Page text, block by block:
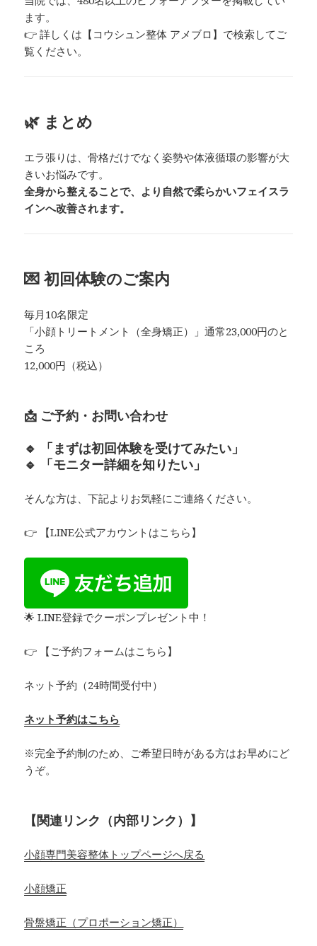
ます。
👉 詳しくは【コウシュン整体 アメブロ】で検索してご
覧ください。
🌿 まとめ
エラ張りは、骨格だけでなく姿勢や体液循環の影響が大
きいお悩みです。
全身から整えることで、より自然で柔らかいフェイスラ
インへ改善されます。
💌 初回体験のご案内
毎月10名限定
「小顔トリートメント（全身矯正）」通常23,000円のと
ころ
12,000円（税込）
📩 ご予約・お問い合わせ
🔹 「まずは初回体験を受けてみたい」
🔹 「モニター詳細を知りたい」
そんな方は、下記よりお気軽にご連絡ください。
👉 【LINE公式アカウントはこちら】
🌟 LINE登録でクーポンプレゼント中！
👉 【ご予約フォームはこちら】
ネット予約（24時間受付中）
ネット予約はこちら
※完全予約制のため、ご希望日時がある方はお早めにど
うぞ。
【関連リンク（内部リンク）】
小顔専門美容整体トップページへ戻る
小顔矯正
骨盤矯正（プロポーション矯正）